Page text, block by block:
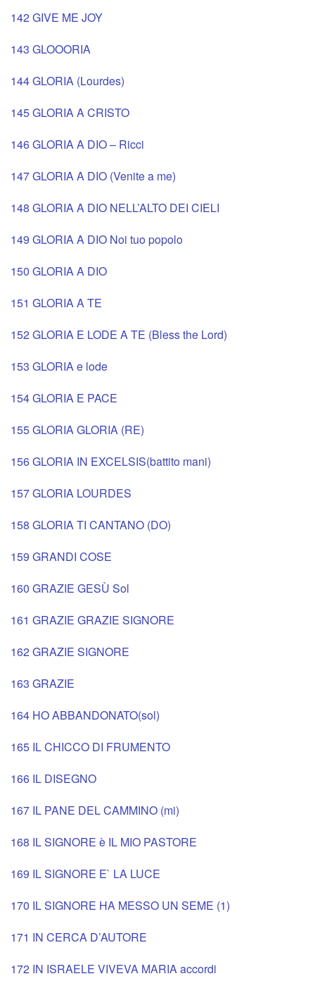
142 GIVE ME JOY
143 GLOOORIA
144 GLORIA (Lourdes)
145 GLORIA A CRISTO
146 GLORIA A DIO – Ricci
147 GLORIA A DIO (Venite a me)
148 GLORIA A DIO NELL’ALTO DEI CIELI
149 GLORIA A DIO Noi tuo popolo
150 GLORIA A DIO
151 GLORIA A TE
152 GLORIA E LODE A TE (Bless the Lord)
153 GLORIA e lode
154 GLORIA E PACE
155 GLORIA GLORIA (RE)
156 GLORIA IN EXCELSIS(battito mani)
157 GLORIA LOURDES
158 GLORIA TI CANTANO (DO)
159 GRANDI COSE
160 GRAZIE GESÙ Sol
161 GRAZIE GRAZIE SIGNORE
162 GRAZIE SIGNORE
163 GRAZIE
164 HO ABBANDONATO(sol)
165 IL CHICCO DI FRUMENTO
166 IL DISEGNO
167 IL PANE DEL CAMMINO (mi)
168 IL SIGNORE è IL MIO PASTORE
169 IL SIGNORE E` LA LUCE
170 IL SIGNORE HA MESSO UN SEME (1)
171 IN CERCA D’AUTORE
172 IN ISRAELE VIVEVA MARIA accordi